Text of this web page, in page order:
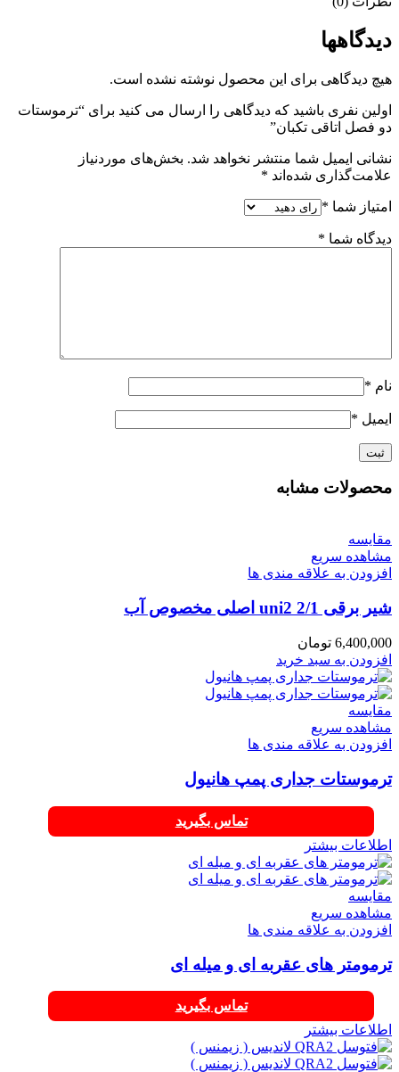
دیدگاهها
هیچ دیدگاهی برای این محصول نوشته نشده است.
اولین نفری باشید که دیدگاهی را ارسال می کنید برای “ترموستات
دو فصل اتاقی تکبان”
نشانی ایمیل شما منتشر نخواهد شد. بخش‌های موردنیاز
علامت‌گذاری شده‌اند *
امتیاز شما *
دیدگاه شما *
نام *
ایمیل *
محصولات مشابه
مقایسه
مشاهده سریع
افزودن به علاقه مندی ها
شیر برقی 2/1 uni2 اصلی مخصوص آب
6,400,000 تومان
افزودن به سبد خرید
مقایسه
مشاهده سریع
افزودن به علاقه مندی ها
ترموستات جداری پمپ هانیول
تماس بگیرید
اطلاعات بیشتر
مقایسه
مشاهده سریع
افزودن به علاقه مندی ها
ترمومتر های عقربه ای و میله ای
تماس بگیرید
اطلاعات بیشتر